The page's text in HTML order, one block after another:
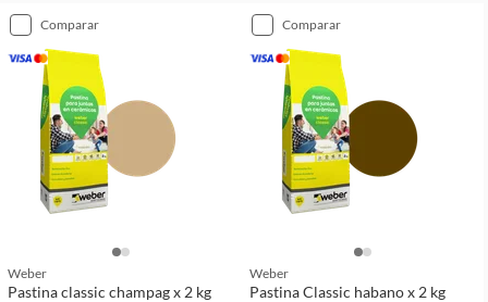
comparar
Weber
Pastina classic champag x 2 kg
comparar
Weber
Pastina Classic habano x 2 kg